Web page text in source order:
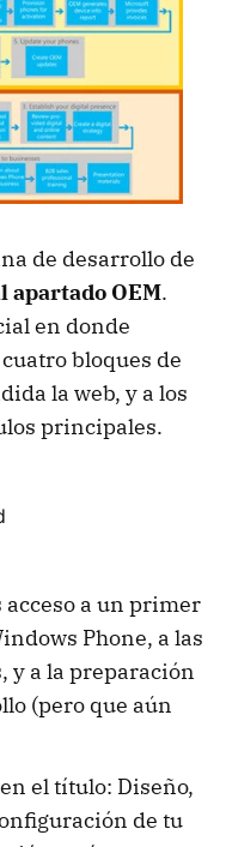
de desarrollo de
apartado OEM.
en donde
bloques de
la web, y a los
principales.
acceso a un primer
Phone, a las
a la preparación
(pero que aún
el título: Diseño,
de tu